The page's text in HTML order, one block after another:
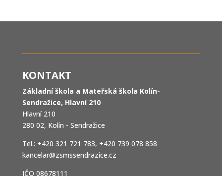
KONTAKT
Základní škola a Mateřská škola Kolín-
Sendražice, Hlavní 210
Hlavní 210
280 02, Kolín - Sendražice
Tel.: +420 321 721 783, +420 739 078 858
kancelar@zsmssendrazice.cz
IČO 08678111